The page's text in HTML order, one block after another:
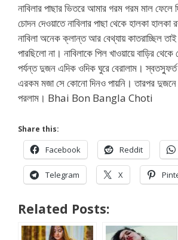
নাবিলার পাছার ভিতরে আমার গরম গরম মাল
চোদন দেওয়াতে নাবিলার পাছা থেকে হালকা
নাবিলা অনেক ক্লান্ত আর বেথ্যায় কাতরাচ্ছিল
পারছিলো না। নাবিলাকে পিল খাওয়ায়ে বাড়ির
পর্যন্ত দুজন এদিক ওদিক ঘুরে বেরালাম। স্বতস্ফুর্ত
এরকম মজা সে কোনো দিনও পায়নি। তারপর দুজনে
পরলাম। Bhai Bon Bangla Choti
Share this:
Facebook Reddit
Telegram X
Related Posts: